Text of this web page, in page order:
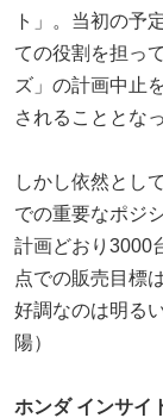
ト」。当初の予
ての役割を担っ
ズ」の計画中止
されることとなっ
しかし依然とし
での重要なポジ
計画どおり3000
点での販売目標
好調なのは明る
陽）
ホンダ インサイ